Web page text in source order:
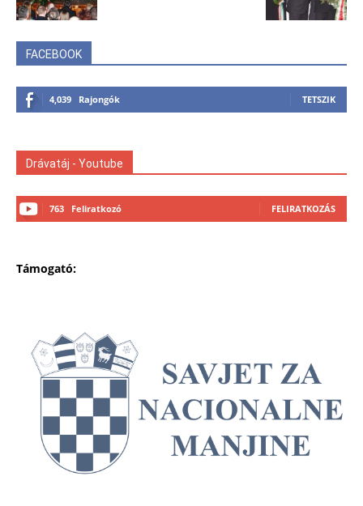
FACEBOOK
4,039 Rajongók TETSZIK
Drávatáj - Youtube
763 Feliratkozó FELIRATKOZÁS
Támogató: